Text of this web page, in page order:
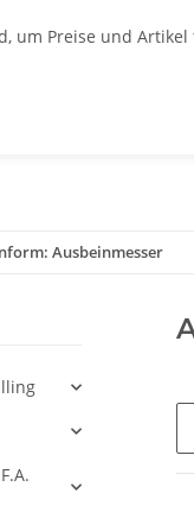
um Preise und
Ausbeinmesser